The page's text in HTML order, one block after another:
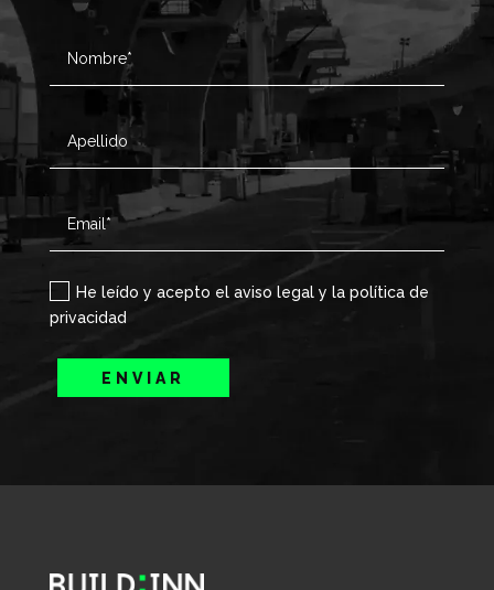
He leído y acepto el aviso legal y la política de
privacidad
ENVIAR